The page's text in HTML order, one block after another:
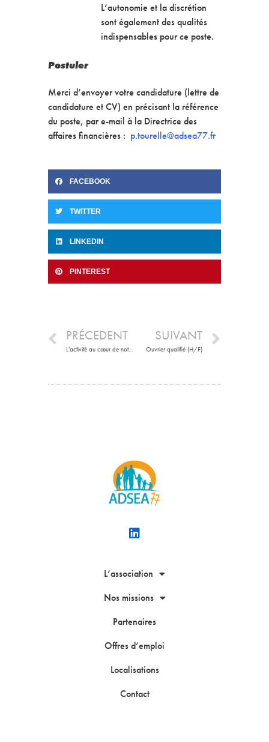
L’autonomie et la discrétion
sont également des qualités
indispensables pour ce poste.
Postuler
Merci d’envoyer votre candidature (lettre de
candidature et CV) en précisant la référence
du poste, par e-mail à la Directrice des
affaires financières : p.tourelle@adsea77.fr
FACEBOOK
TWITTER
LINKEDIN
PINTEREST
PRÉCEDENT
L’activité au cœur de notre mobilisation
SUIVANT
Ouvrier qualifié (H/F)
L’association
Nos missions
Partenaires
Offres d’emploi
Localisations
Contact